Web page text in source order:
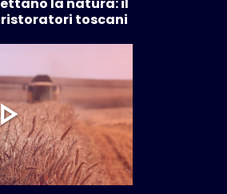
la natura: il
toscani